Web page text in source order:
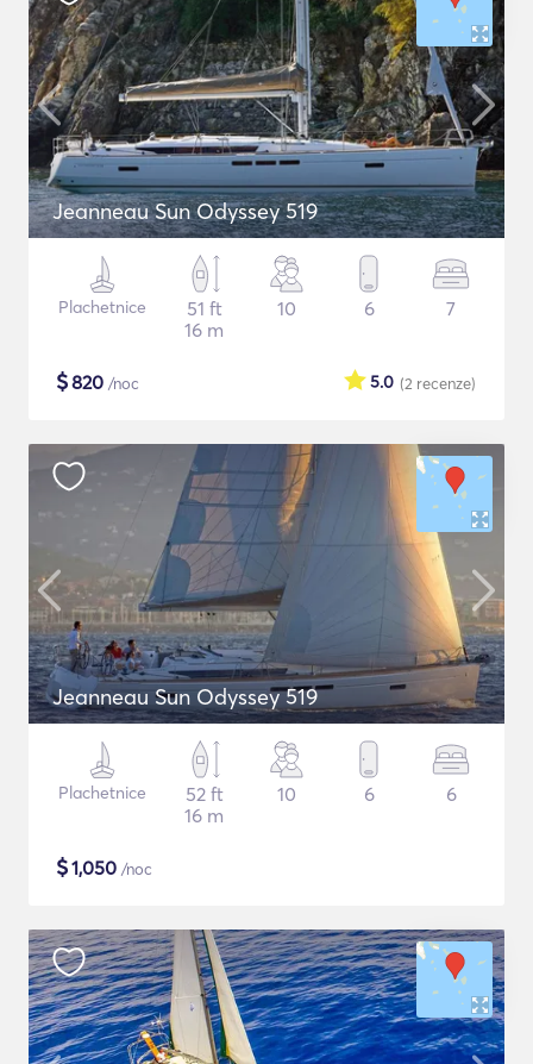
Jeanneau Sun Odyssey 519
Plachetnice
51 ft
16 m
10 6 7
$820 /noc (2 recenze)
5.0
Jeanneau Sun Odyssey 519
Plachetnice
52 ft
16 m
10 6 6
$1,050 /noc